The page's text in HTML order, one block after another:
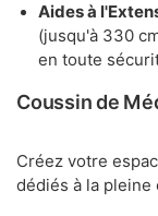
Aides à
(jusqu'à 330
en toute
Coussin de
Créez votre
dédiés à la pleine